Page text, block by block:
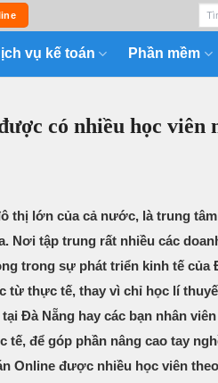
vụ kế toán Phần mềm
có nhiều học viên
thị lớn của cả nước, là trung
Nơi tập trung rất nhiều các
trong sự phát triển kinh tế của
thực tế, thay vì chỉ học lí
Đà Nẵng hay các bạn nhân
để góp phần nâng cao tay
Online được nhiều học viên